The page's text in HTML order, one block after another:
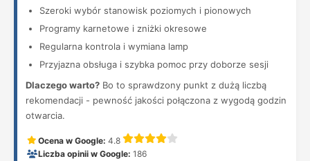
Szeroki wybór stanowisk poziomych i pionowych
Programy karnetowe i zniżki okresowe
Regularna kontrola i wymiana lamp
Przyjazna obsługa i szybka pomoc przy doborze sesji
Dlaczego warto? Bo to sprawdzony punkt z dużą liczbą
rekomendacji - pewność jakości połączona z wygodą godzin
otwarcia.
Ocena w Google: 4.8
Liczba opinii w Google: 186